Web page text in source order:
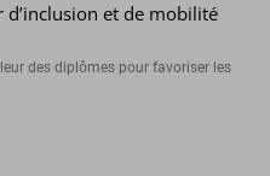
et de mobilité
des diplômes pour favoriser les